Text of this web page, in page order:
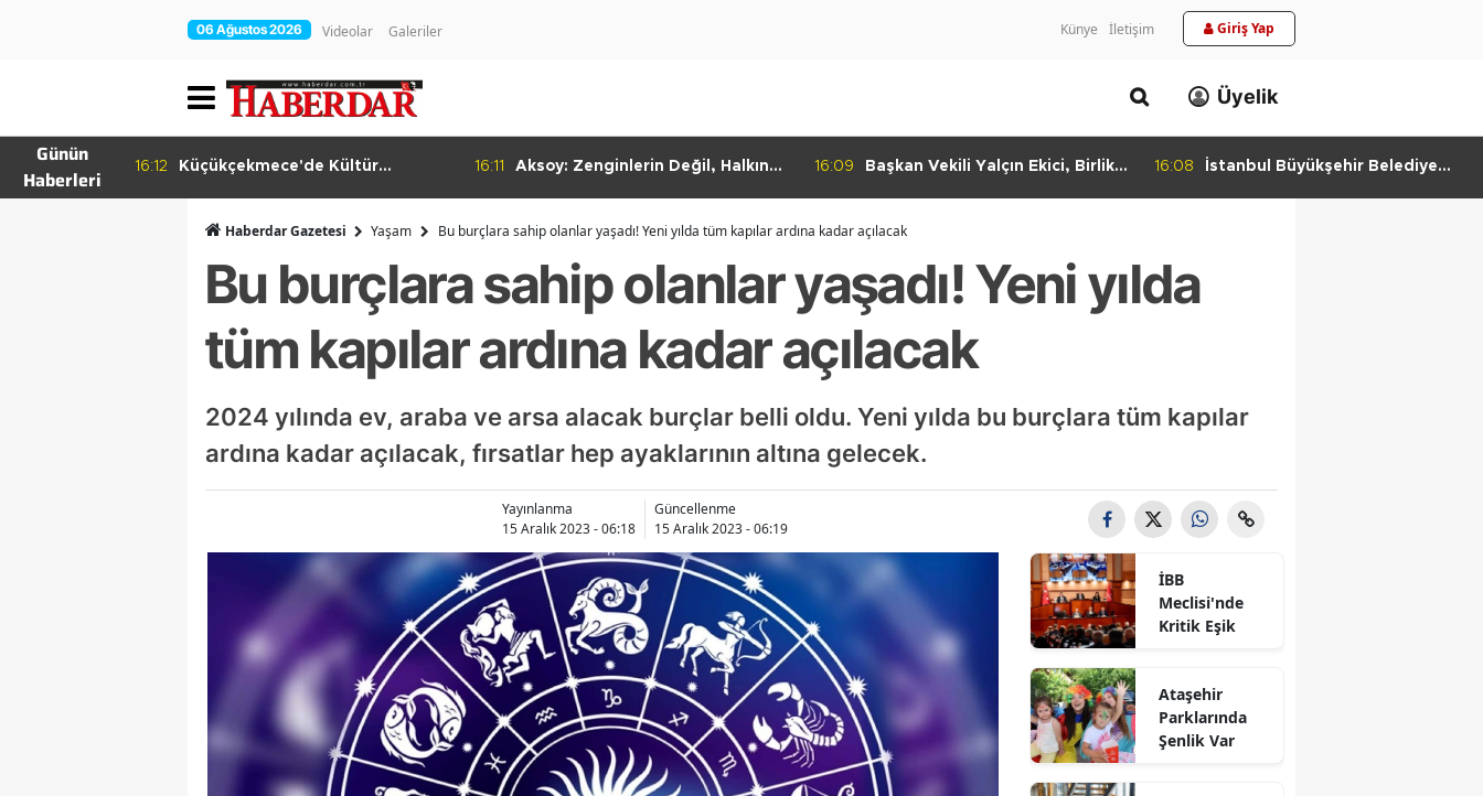
06 Ağustos 2026 Videolar Galeriler Künye İletişim Giriş Yap
Üyelik
Günün
Haberleri
16:12
Küçükçekmece'de Kültür
16:11
Aksoy: Zenginlerin Değil, Halkın
16:09
Başkan Vekili Yalçın Ekici, Birlikte
16:08
İstanbul Büyükşehir Belediye
Haberdar Gazetesi Yaşam Bu burçlara sahip olanlar yaşadı! Yeni yılda tüm kapılar ardına kadar açılacak
Bu burçlara sahip olanlar yaşadı! Yeni yılda
tüm kapılar ardına kadar açılacak
2024 yılında ev, araba ve arsa alacak burçlar belli oldu. Yeni yılda bu burçlara tüm kapılar
ardına kadar açılacak, fırsatlar hep ayaklarının altına gelecek.
Yayınlanma
15 Aralık 2023 - 06:18
Güncellenme
15 Aralık 2023 - 06:19
İBB
Meclisi'nde
Kritik Eşik
Ataşehir
Parklarında
Şenlik Var